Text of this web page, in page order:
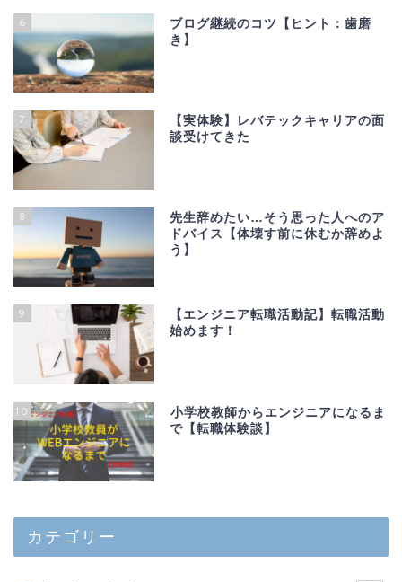
6
ブログ継続のコツ【ヒント：歯磨
き】
7
【実体験】レバテックキャリアの面
談受けてきた
8
先生辞めたい…そう思った人へのア
ドバイス【体壊す前に休むか辞めよ
う】
9
【エンジニア転職活動記】転職活動
始めます！
10
小学校教師からエンジニアになるま
で【転職体験談】
カテゴリー